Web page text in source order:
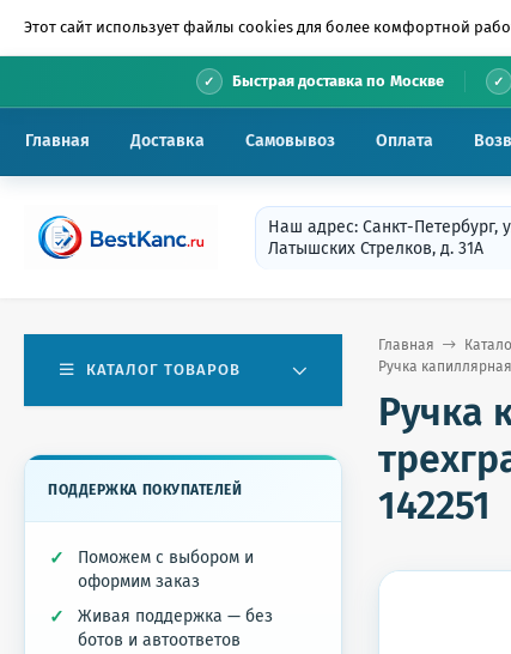
Этот сайт использует файлы cookies для более комфортной
Быстрая доставка по Москве
Главная Доставка Самовывоз Оплата
Наш адрес: Санкт-Петербург,
Латышских Стрелков, д. 31А
Главная
Ручка
Ручка
142251
КАТАЛОГ ТОВАРОВ
ПОДДЕРЖКА ПОКУПАТЕЛЕЙ
Поможем с выбором и
оформим заказ
Живая поддержка — без
ботов и автоответов